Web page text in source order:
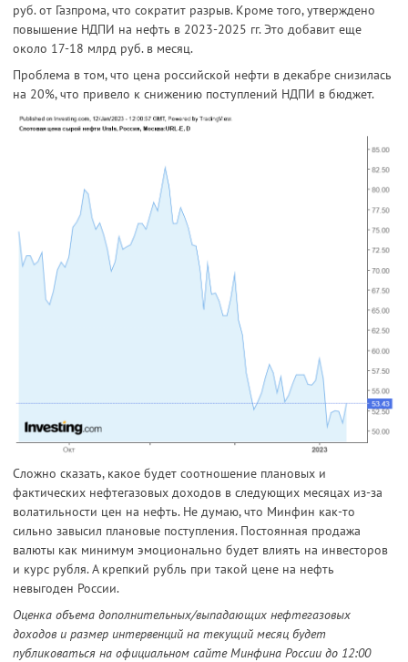
руб. от Газпрома, что сократит разрыв. Кроме того, утверждено
повышение НДПИ на нефть в 2023-2025 гг. Это добавит еще
около 17-18 млрд руб. в месяц.
Проблема в том, что цена российской нефти в декабре снизилась
на 20%, что привело к снижению поступлений НДПИ в бюджет.
Сложно сказать, какое будет соотношение плановых и
фактических нефтегазовых доходов в следующих месяцах из-за
волатильности цен на нефть. Не думаю, что Минфин как-то
сильно завысил плановые поступления. Постоянная продажа
валюты как минимум эмоционально будет влиять на инвесторов
и курс рубля. А крепкий рубль при такой цене на нефть
невыгоден России.
Оценка объема дополнительных/выпадающих нефтегазовых
доходов и размер интервенций на текущий месяц будет
публиковаться на официальном сайте Минфина России до 12:00